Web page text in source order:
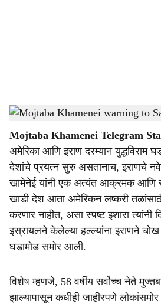
a
r
e
Mojtaba Khamenei-Dainik Gomantak
Mojtaba Khamenei Telegram
अमेरिका आणि इराण दरम्यान
देशांचे प्रयत्न सुरु असतानाच, इराणचे नवे
खामेनेई यांनी एक अत्यंत आक्रमक
खाडी देश आता अमेरिकन लष्करी
करणार नाहीत, असा स्पष्ट इशारा त्यांनी
इस्रायलने केलेल्या हल्ल्यांना इराणने चोख
घडामोड समोर आली.
विशेष म्हणजे, 58 वर्षीय सर्वोच्च नेते
झाल्यापासून कधीही जाहीरपणे